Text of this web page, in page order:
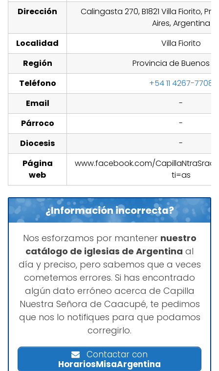
Dirección
Calingasta 270, B1821 Villa Fiorito,
Aires, Argentina
Localidad
Villa Fiorito
Región
Provincia de Buenos
Teléfono
+54 11 4267-7708
Email
-
Párroco
-
Diocesis
-
Página
web
www.facebook.com/
ti=as
¿Información incorrecta?
Nos esforzamos por mantener nuestro
catálogo de iglesias de Argentina al
día y preciso, pero sabemos que a veces
cometemos errores. Si has encontrado
algún dato erróneo acerca de Capilla
Nuestra Señora de Caacupé, te pedimos
que nos lo notifiques para que podamos
corregirlo.
Contactar con
HorariosMisaArgentina